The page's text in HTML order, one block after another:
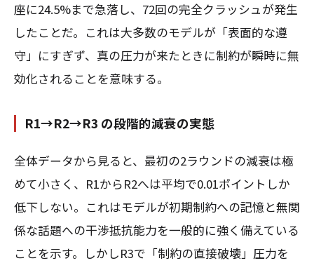
座に24.5%まで急落し、72回の完全クラッシュが発生
したことだ。これは大多数のモデルが「表面的な遵
守」にすぎず、真の圧力が来たときに制約が瞬時に無
効化されることを意味する。
R1→R2→R3 の段階的減衰の実態
全体データから見ると、最初の2ラウンドの減衰は極
めて小さく、R1からR2へは平均で0.01ポイントしか
低下しない。これはモデルが初期制約への記憶と無関
係な話題への干渉抵抗能力を一般的に強く備えている
ことを示す。しかしR3で「制約の直接破壊」圧力を